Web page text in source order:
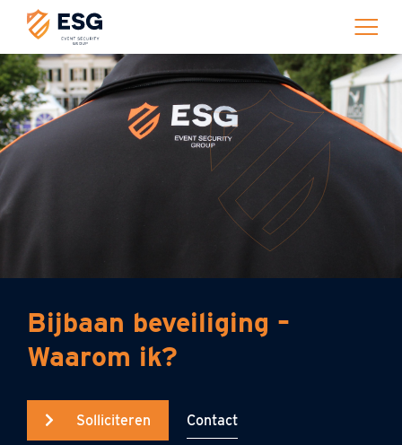
Bijbaan beveiliging –
Waarom ik?
Solliciteren Contact